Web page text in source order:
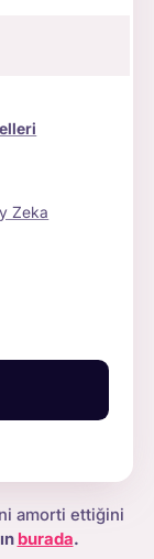
Zeka
amorti ettiğini
burada.